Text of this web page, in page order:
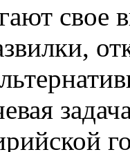
свое